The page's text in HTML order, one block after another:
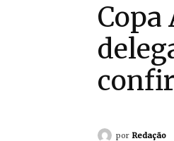
Copa
por Redação